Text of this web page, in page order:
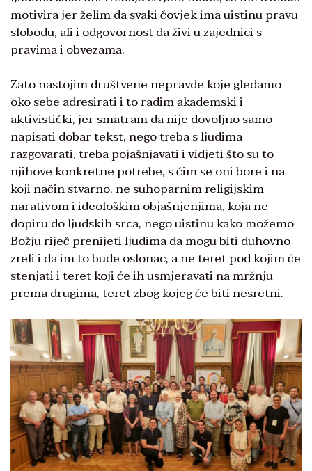
motivira jer želim da svaki čovjek ima uistinu pravu
slobodu, ali i odgovornost da živi u zajednici s
pravima i obvezama.
Zato nastojim društvene nepravde koje gledamo
oko sebe adresirati i to radim akademski i
aktivistički, jer smatram da nije dovoljno samo
napisati dobar tekst, nego treba s ljudima
razgovarati, treba pojašnjavati i vidjeti što su to
njihove konkretne potrebe, s čim se oni bore i na
koji način stvarno, ne suhoparnim religijskim
narativom i ideološkim objašnjenjima, koja ne
dopiru do ljudskih srca, nego uistinu kako možemo
Božju riječ prenijeti ljudima da mogu biti duhovno
zreli i da im to bude oslonac, a ne teret pod kojim će
stenjati i teret koji će ih usmjeravati na mržnju
prema drugima, teret zbog kojeg će biti nesretni.